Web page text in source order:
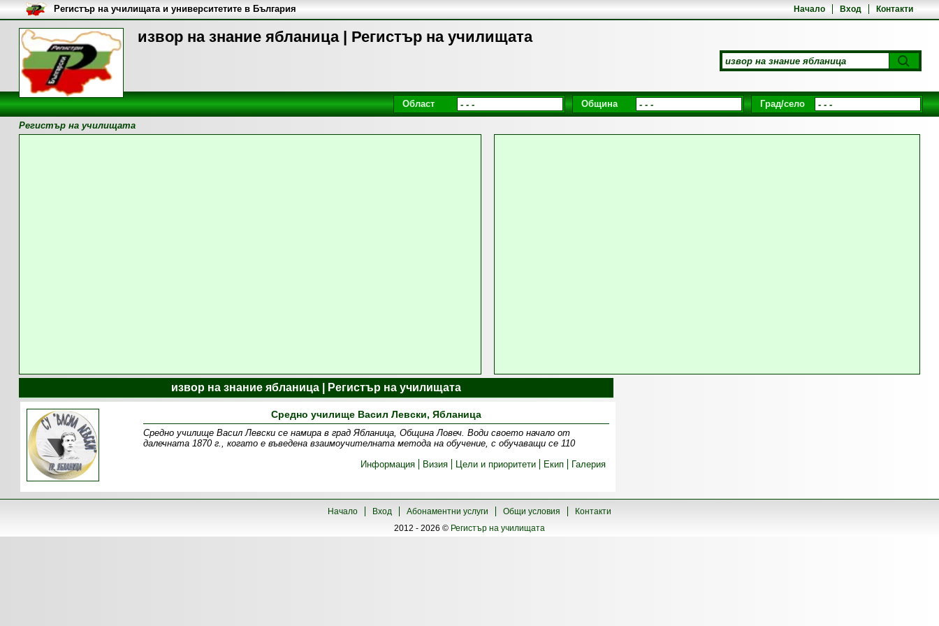
извор на знание ябланица | Регистър на училищата
Начало Вход Контакти
Регистър на училищата и университетите в България
Област Община Град/село
Регистър на училищата
извор на знание ябланица | Регистър на училищата
Средно училище Васил Левски, Ябланица
Средно училище Васил Левски се намира в град Ябланица, Община Ловеч. Води своето начало от
далечната 1870 г., когато е въведена взаимоучителната метода на обучение, с обучаващи се 110
Информация
Визия Цели и приоритети Екип Галерия
Начало Вход Абонаментни услуги Общи условия
Контакти
2012 - 2026 © Регистър на училищата